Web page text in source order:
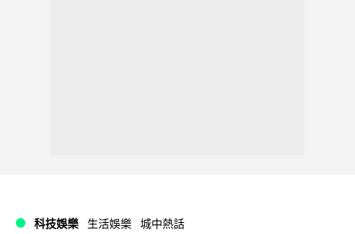
科技娛樂 生活娛樂 城中熱話